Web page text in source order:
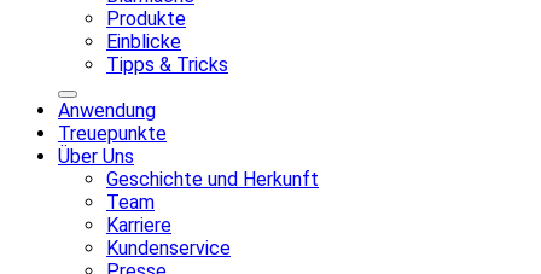
Produkte
Einblicke
Tipps & Tricks
Anwendung
Treuepunkte
Über Uns
Geschichte und Herkunft
Team
Karriere
Kundenservice